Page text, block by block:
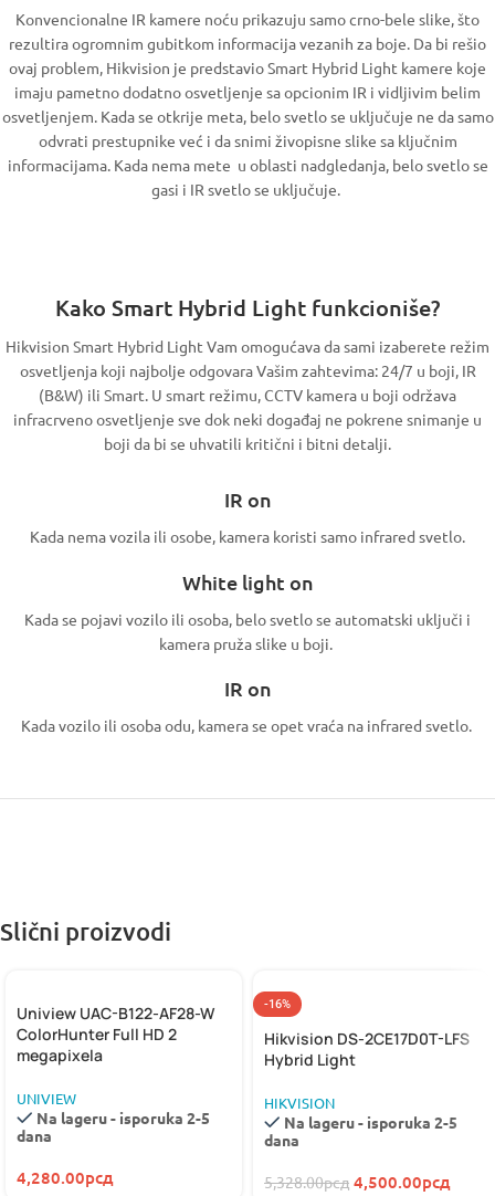
Konvencionalne IR kamere noću prikazuju samo crno-bele slike, što
rezultira ogromnim gubitkom informacija vezanih za boje. Da bi rešio
ovaj problem, Hikvision je predstavio Smart Hybrid Light kamere koje
imaju pametno dodatno osvetljenje sa opcionim IR i vidljivim belim
osvetljenjem. Kada se otkrije meta, belo svetlo se uključuje ne da samo
odvrati prestupnike već i da snimi živopisne slike sa ključnim
informacijama. Kada nema mete u oblasti nadgledanja, belo svetlo se
gasi i IR svetlo se uključuje.
Kako Smart Hybrid Light funkcioniše?
Hikvision Smart Hybrid Light Vam omogućava da sami izaberete režim
osvetljenja koji najbolje odgovara Vašim zahtevima: 24/7 u boji, IR
(B&W) ili Smart. U smart režimu, CCTV kamera u boji održava
infracrveno osvetljenje sve dok neki događaj ne pokrene snimanje u
boji da bi se uhvatili kritični i bitni detalji.
IR on
Kada nema vozila ili osobe, kamera koristi samo infrared svetlo.
White light on
Kada se pojavi vozilo ili osoba, belo svetlo se automatski uključi i
kamera pruža slike u boji.
IR on
Kada vozilo ili osoba odu, kamera se opet vraća na infrared svetlo.
Slični proizvodi
Uniview UAC-B122-AF28-W
ColorHunter Full HD 2
megapixela
UNIVIEW
Na lageru - isporuka 2-5
dana
4,280.00рсд
-16%
Hikvision DS-2CE17D0T-LFS
Hybrid Light
HIKVISION
Na lageru - isporuka 2-5
dana
5,328.00рсд 4,500.00рсд